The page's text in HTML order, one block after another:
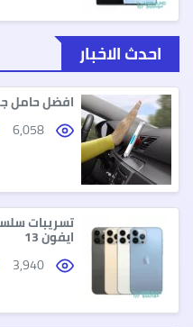
احدث الاخبار
افضل حامل
ايفون 13